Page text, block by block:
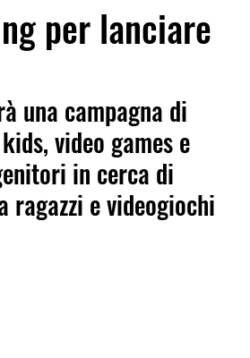
per lanciare
una campagna di
video games e
in cerca di
e videogiochi